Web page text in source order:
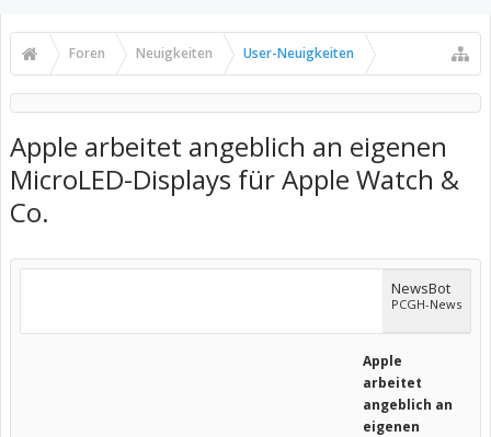
Foren Neuigkeiten User-Neuigkeiten
Apple arbeitet angeblich an eigenen
MicroLED-Displays für Apple Watch &
Co.
NewsBot
PCGH-News
Apple
arbeitet
angeblich an
eigenen